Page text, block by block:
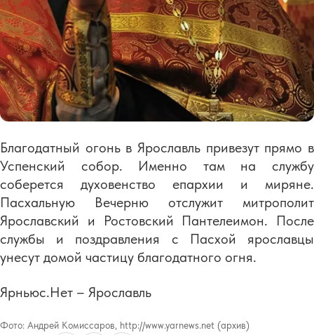
Благодатный огонь в Ярославль привезут прямо в
Успенский собор. Именно там на службу
соберется духовенство епархии и миряне.
Пасхальную Вечерню отслужит митрополит
Ярославский и Ростовский Пантелеимон. После
службы и поздравления с Пасхой ярославцы
унесут домой частицу благодатного огня.
Ярньюс.Нет – Ярославль
Фото: Андрей Комиссаров, http://www.yarnews.net (архив)